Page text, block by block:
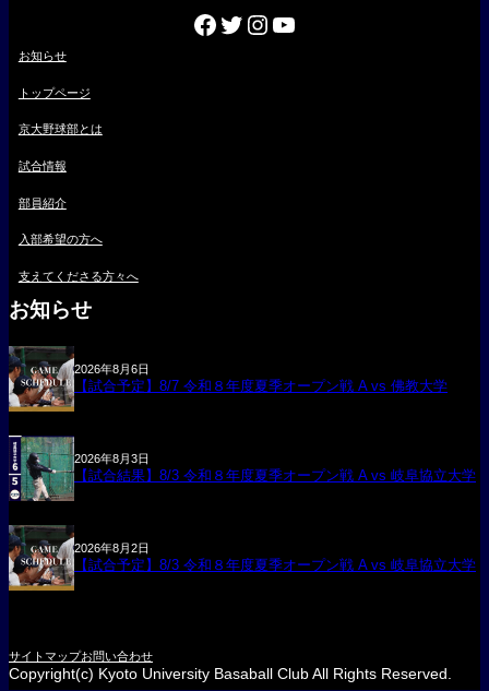
Facebook Twitter Instagram YouTube
お知らせ
トップページ
京大野球部とは
試合情報
部員紹介
入部希望の方へ
支えてくださる方々へ
お知らせ
2026年8月6日
【試合予定】8/7 令和８年度夏季オープン戦 A vs 佛教大学
2026年8月3日
【試合結果】8/3 令和８年度夏季オープン戦 A vs 岐阜協立大学
2026年8月2日
【試合予定】8/3 令和８年度夏季オープン戦 A vs 岐阜協立大学
サイトマップお問い合わせ
Copyright(c) Kyoto University Basaball Club All Rights Reserved.